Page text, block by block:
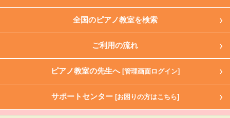
全国のピアノ教室を検索
ご利用の流れ
ピアノ教室の先生へ [管理画面ログイン]
サポートセンター [お困りの方はこちら]